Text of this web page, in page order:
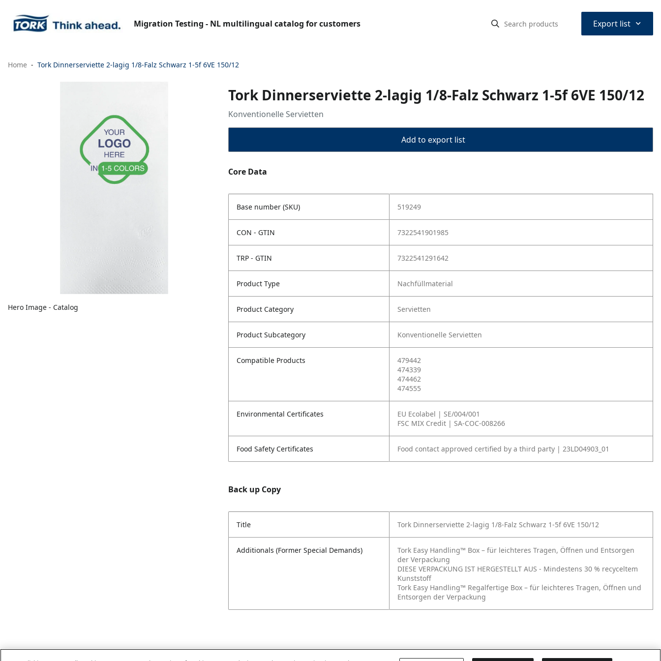
Migration Testing - NL multilingual catalog for customers Export list ⌃
Home Tork Dinnerserviette 2-lagig 1/8-Falz Schwarz 1-5f 6VE 150/12
Hero Image - Catalog
Tork Dinnerserviette 2-lagig 1/8-Falz Schwarz 1-5f 6VE 150/12
Konventionelle Servietten
Add to export list
Core Data
Base number (SKU) 519249
CON - GTIN 7322541901985
TRP - GTIN 7322541291642
Product Type Nachfüllmaterial
Product Category Servietten
Product Subcategory Konventionelle Servietten
Compatible Products
479442
474339
474462
474555
Environmental Certificates
EU Ecolabel | SE/004/001
FSC MIX Credit | SA-COC-008266
Food Safety Certificates Food contact approved certified by a third party | 23LD04903_01
Back up Copy
Title Tork Dinnerserviette 2-lagig 1/8-Falz Schwarz 1-5f 6VE 150/12
Additionals (Former Special Demands)
Tork Easy Handling™ Box – für leichteres Tragen, Öffnen und Entsorgen
der Verpackung
DIESE VERPACKUNG IST HERGESTELLT AUS - Mindestens 30 % recyceltem
Kunststoff
Tork Easy Handling™ Regalfertige Box – für leichteres Tragen, Öffnen und
Entsorgen der Verpackung